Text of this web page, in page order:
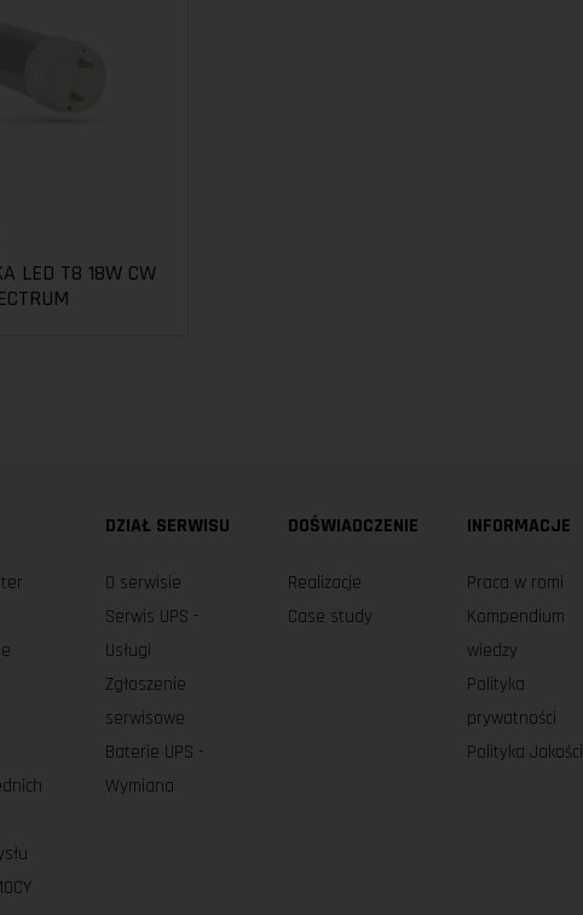
LED T8 18W CW
DZIAŁ SERWISU
O serwisie
Serwis UPS -
Usługi
Zgłoszenie
serwisowe
Baterie UPS -
Wymiana
DOŚWIADCZENIE
Realizacje
Case study
INFORMACJE
Praca w romi
Kompendium
wiedzy
Polityka
prywatności
Polityka Jakości